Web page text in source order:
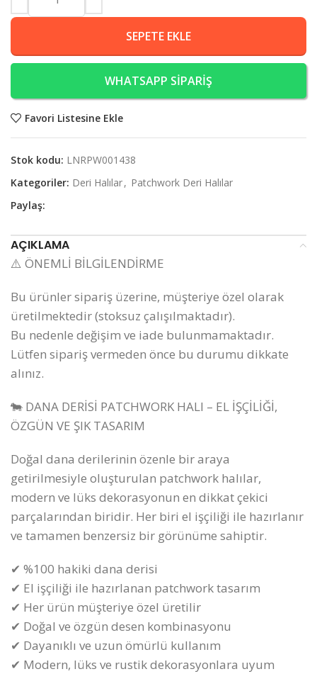
SEPETE EKLE
WHATSAPP SİPARİŞ
Favori Listesine Ekle
Stok kodu: LNRPW001438
Kategoriler: Deri Halılar, Patchwork Deri Halılar
Paylaş:
AÇIKLAMA
⚠️ ÖNEMLİ BİLGİLENDİRME
Bu ürünler sipariş üzerine, müşteriye özel olarak
üretilmektedir (stoksuz çalışılmaktadır).
Bu nedenle değişim ve iade bulunmamaktadır.
Lütfen sipariş vermeden önce bu durumu dikkate
alınız.
🐄 DANA DERİSİ PATCHWORK HALI – EL İŞÇİLİĞİ,
ÖZGÜN VE ŞIK TASARIM
Doğal dana derilerinin özenle bir araya
getirilmesiyle oluşturulan patchwork halılar,
modern ve lüks dekorasyonun en dikkat çekici
parçalarından biridir. Her biri el işçiliği ile hazırlanır
ve tamamen benzersiz bir görünüme sahiptir.
✔ %100 hakiki dana derisi
✔ El işçiliği ile hazırlanan patchwork tasarım
✔ Her ürün müşteriye özel üretilir
✔ Doğal ve özgün desen kombinasyonu
✔ Dayanıklı ve uzun ömürlü kullanım
✔ Modern, lüks ve rustik dekorasyonlara uyum